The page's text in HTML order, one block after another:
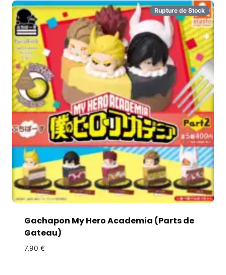
Rupture de Stock
Gachapon My Hero Academia (Parts de
Gateau)
7,90 €